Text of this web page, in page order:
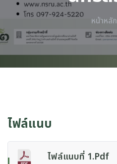
หน้าหลัก
ไฟล์แนบ
ไฟล์แนบที่ 1.pdf